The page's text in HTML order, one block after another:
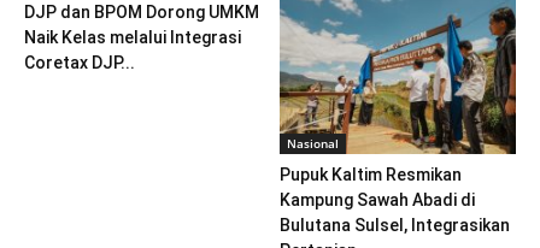
DJP dan BPOM Dorong UMKM
Naik Kelas melalui Integrasi
Coretax DJP...
Nasional
Pupuk Kaltim Resmikan
Kampung Sawah Abadi di
Bulutana Sulsel, Integrasikan